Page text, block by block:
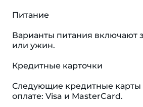
Питание
Варианты питания включают
или ужин.
Кредитные карточки
Следующие кредитные
оплате: Visa и MasterCard.